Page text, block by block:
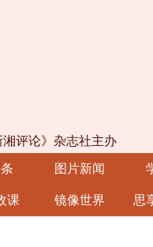
评论》杂志社主办
图片新闻
课 镜像世界 思